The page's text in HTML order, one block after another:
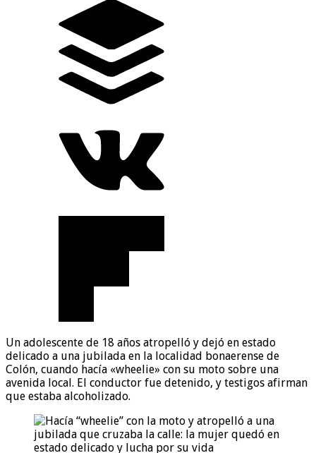
Un adolescente de 18 años atropelló y dejó en estado
delicado a una jubilada en la localidad bonaerense de
Colón, cuando hacía «wheelie» con su moto sobre una
avenida local. El conductor fue detenido, y testigos afirman
que estaba alcoholizado.